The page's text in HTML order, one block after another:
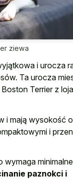
ziewa
i urocza
Ta urocza
Terrier z
i mają wysokość
i
wymaga
paznokci i